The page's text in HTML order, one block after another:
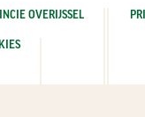
OVERIJSSEL